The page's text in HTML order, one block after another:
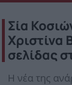
Σία
Χριστίνα
σελίδας
Η νέα της